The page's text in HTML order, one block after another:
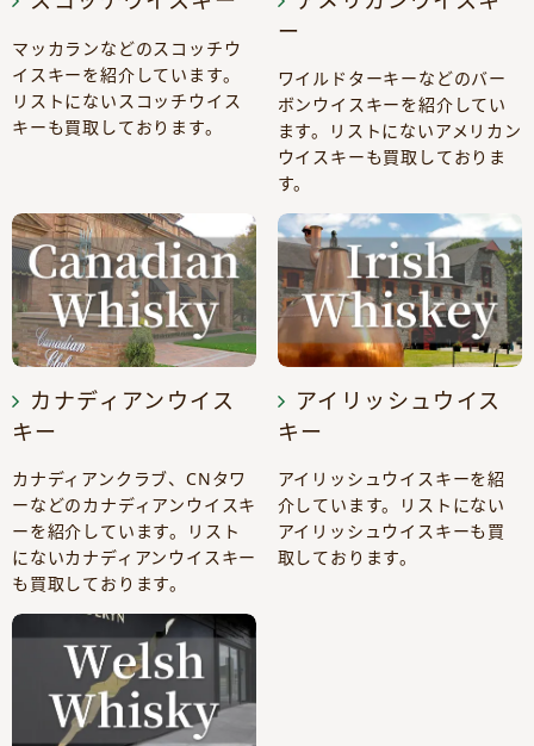
マッカランなどのスコッチウ
イスキーを紹介しています。
リストにないスコッチウイス
キーも買取しております。
ー
ワイルドターキーなどのバー
ボンウイスキーを紹介してい
ます。リストにないアメリカン
ウイスキーも買取しておりま
す。
カナディアンウイス
キー
カナディアンクラブ、CNタワ
ーなどのカナディアンウイスキ
ーを紹介しています。リスト
にないカナディアンウイスキー
も買取しております。
アイリッシュウイス
キー
アイリッシュウイスキーを紹
介しています。リストにない
アイリッシュウイスキーも買
取しております。